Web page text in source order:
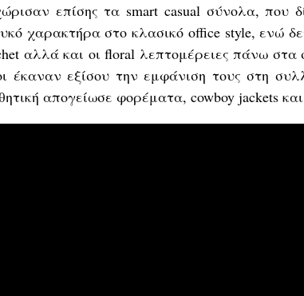
επίσης τα smart casual σύνολα, που
χαρακτήρα στο κλασικό office style, ενώ
αλλά και οι floral λεπτομέρειες πάνω στα
έκαναν εξίσου την εμφάνιση τους στη
απογείωσε φορέματα, cowboy jackets